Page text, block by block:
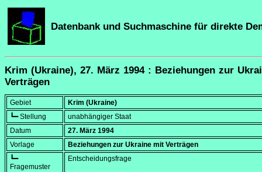
Datenbank und Suchmaschine für direkte
Krim (Ukraine), 27. März 1994 : Beziehungen zur
Verträgen
Gebiet
Krim (Ukraine)
┗━ Stellung
unabhängiger Staat
Datum
27. März 1994
Vorlage
Beziehungen zur Ukraine mit Verträgen
┗━
Fragemuster
Entscheidungsfrage